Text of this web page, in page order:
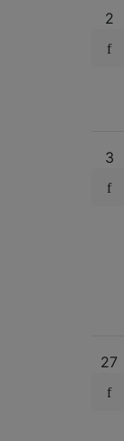
2
3
27